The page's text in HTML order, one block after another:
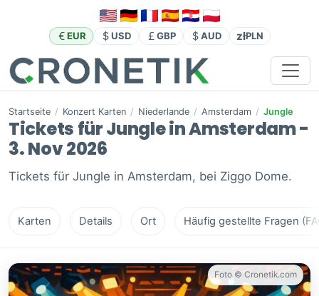
EUR USD GBP AUD złPLN
Startseite / Konzert Karten / Niederlande / Amsterdam / Jungle
Tickets für Jungle in Amsterdam -
3. Nov 2026
Tickets für Jungle in Amsterdam, bei Ziggo Dome.
Karten Details Ort Häufig gestellte Fragen
Foto © Cronetik.com